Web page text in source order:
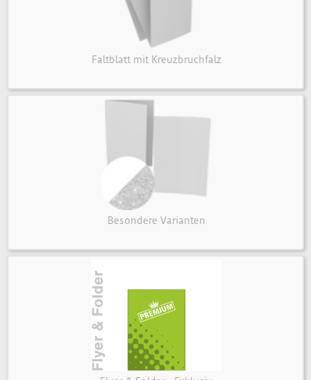
Faltblatt mit Kreuzbruchfalz
Besondere Varianten